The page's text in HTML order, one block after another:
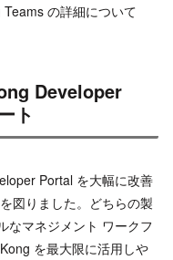
の詳細について
Developer
ト
Portal を大幅に改善
図りました。どちらの製
なマネジメント ワークフ
を最大限に活用しや